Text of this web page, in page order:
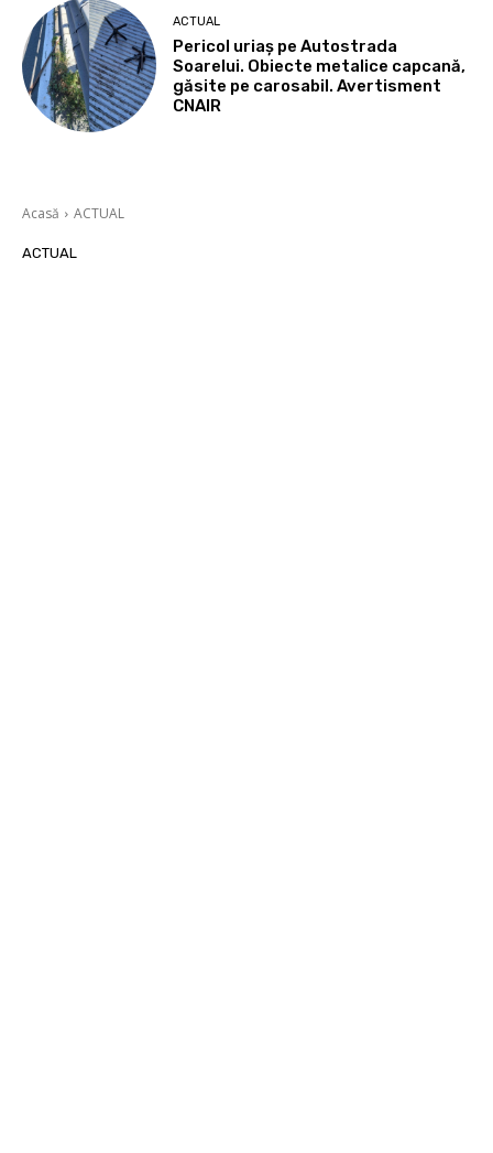
ACTUAL
Pericol uriaș pe Autostrada
Soarelui. Obiecte metalice capcană,
găsite pe carosabil. Avertisment
CNAIR